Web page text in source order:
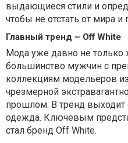
выдающиеся стили и
чтобы не отстать от мира
Главный тренд – Off White
Мода уже давно не только
большинство мужчин с
коллекциям модельеров
чрезмерной
прошлом. В тренд выходит
одежда. Ключевым
стал бренд Off White.